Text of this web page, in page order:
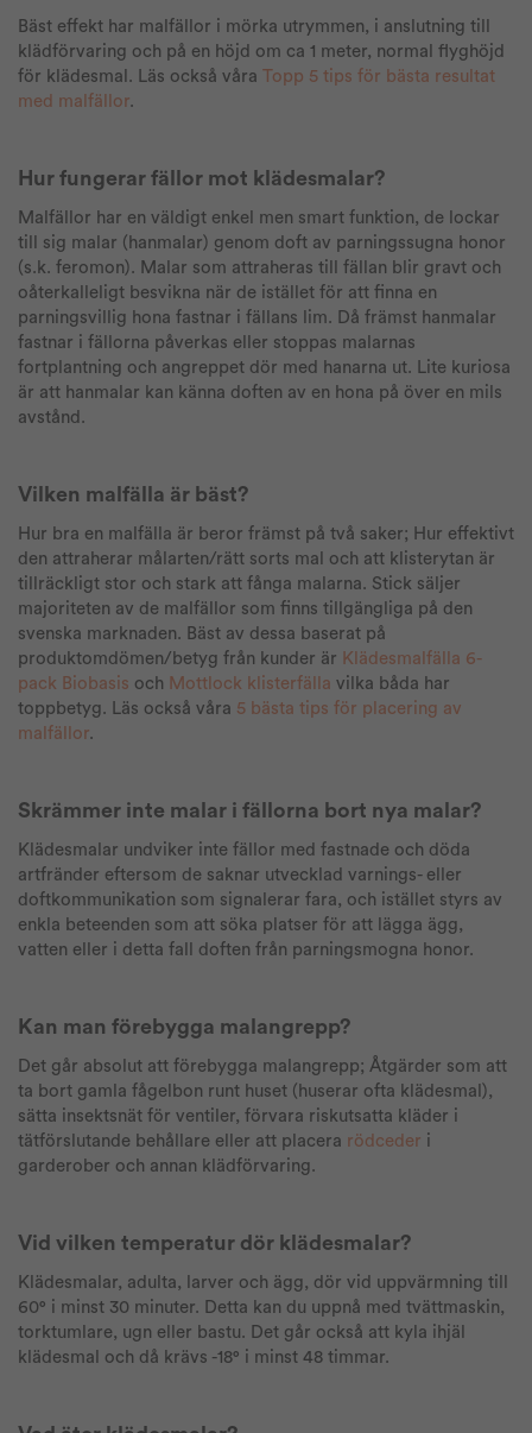
Bäst effekt har malfällor i mörka utrymmen, i anslutning till
klädförvaring och på en höjd om ca 1 meter, normal flyghöjd
för klädesmal. Läs också våra
Topp 5 tips för bästa resultat
med malfällor.
Hur fungerar fällor mot klädesmalar?
Malfällor har en väldigt enkel men smart funktion, de lockar
till sig malar (hanmalar) genom doft av parningssugna honor
(s.k. feromon). Malar som attraheras till fällan blir gravt och
oåterkalleligt besvikna när de istället för att finna en
parningsvillig hona fastnar i fällans lim. Då främst hanmalar
fastnar i fällorna påverkas eller stoppas malarnas
fortplantning och angreppet dör med hanarna ut. Lite kuriosa
är att hanmalar kan känna doften av en hona på över en mils
avstånd.
Vilken malfälla är bäst?
Hur bra en malfälla är beror främst på två saker; Hur effektivt
den attraherar målarten/rätt sorts mal och att klisterytan är
tillräckligt stor och stark att fånga malarna. Stick säljer
majoriteten av de malfällor som finns tillgängliga på den
svenska marknaden. Bäst av dessa baserat på
produktomdömen/betyg från kunder är Klädesmalfälla 6-
pack Biobasis och Mottlock klisterfälla vilka båda har
toppbetyg. Läs också våra 5 bästa tips för placering av
malfällor.
Skrämmer inte malar i fällorna bort nya malar?
Klädesmalar undviker inte fällor med fastnade och döda
artfränder eftersom de saknar utvecklad varnings- eller
doftkommunikation som signalerar fara, och istället styrs av
enkla beteenden som att söka platser för att lägga ägg,
vatten eller i detta fall doften från parningsmogna honor.
Kan man förebygga malangrepp?
Det går absolut att förebygga malangrepp; Åtgärder som att
ta bort gamla fågelbon runt huset (huserar ofta klädesmal),
sätta insektsnät för ventiler, förvara riskutsatta kläder i
tätförslutande behållare eller att placera rödceder i
garderober och annan klädförvaring.
Vid vilken temperatur dör klädesmalar?
Klädesmalar, adulta, larver och ägg, dör vid uppvärmning till
60° i minst 30 minuter. Detta kan du uppnå med tvättmaskin,
torktumlare, ugn eller bastu. Det går också att kyla ihjäl
klädesmal och då krävs -18° i minst 48 timmar.